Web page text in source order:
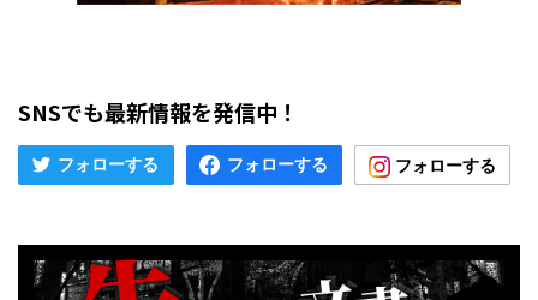
SNSでも最新情報を発信中！